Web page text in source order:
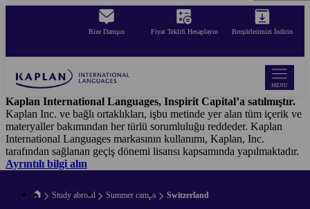
Bize Danışın Fiyat Teklifi Hesaplayın Broşürlerimizi İndirin
MENU
Kaplan International Languages, Inspirit Capital’a satılmıştır.
Kaplan Inc. ve bağlı ortaklıkları, işbu metinde yer alan tüm içerik ve
materyaller bakımından her türlü sorumluluğu reddeder. Kaplan
International Languages markasının kullanımı, Kaplan, Inc.
tarafından sağlanan geçiş dönemi lisansı kapsamında yapılmaktadır.
Ayrıntılı bilgi alın
Study abroad Summer camps Switzerland